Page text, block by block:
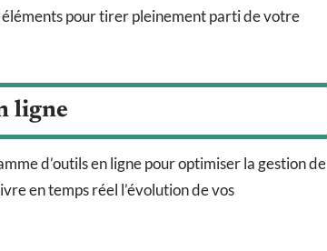
pour tirer pleinement parti de votre
ligne
d’outils en ligne pour optimiser la gestion de
en temps réel l’évolution de vos